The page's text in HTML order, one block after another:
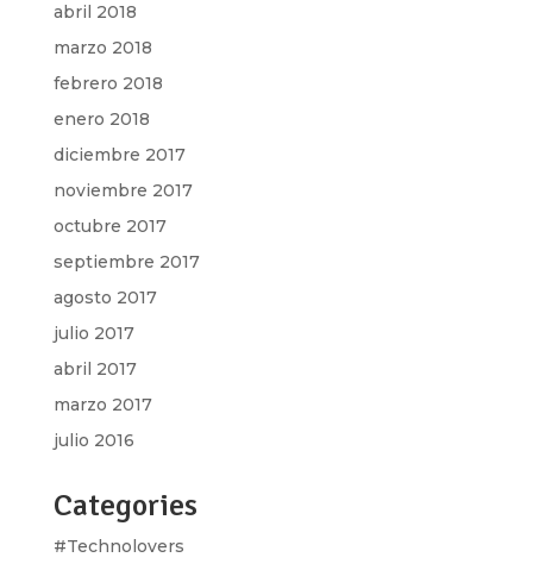
abril 2018
marzo 2018
febrero 2018
enero 2018
diciembre 2017
noviembre 2017
octubre 2017
septiembre 2017
agosto 2017
julio 2017
abril 2017
marzo 2017
julio 2016
Categories
#Technolovers